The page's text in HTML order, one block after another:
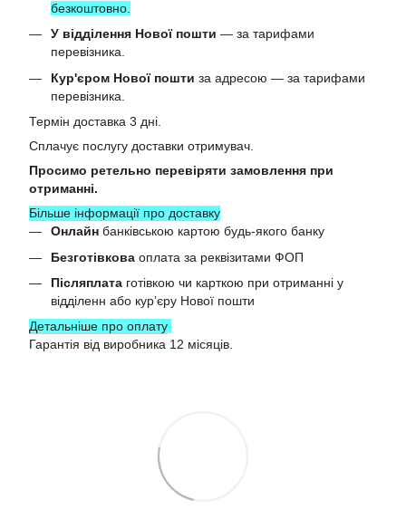
безкоштовно.
У відділення Нової пошти — за тарифами
перевізника.
Кур'єром Нової пошти за адресою — за тарифами
перевізника.
Термін доставка 3 дні.
Сплачує послугу доставки отримувач.
Просимо ретельно перевіряти замовлення при
отриманні.
Більше інформації про доставку
Онлайн банківською картою будь-якого банку
Безготівкова оплата за реквізитами ФОП
Післяплата готівкою чи карткою при отриманні у
відділенн або курʼєру Нової пошти
Детальніше про оплату
Гарантія від виробника 12 місяців.